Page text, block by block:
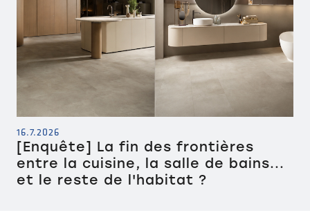
16.7.2026
[Enquête] La fin des frontières
entre la cuisine, la salle de bains...
et le reste de l'habitat ?